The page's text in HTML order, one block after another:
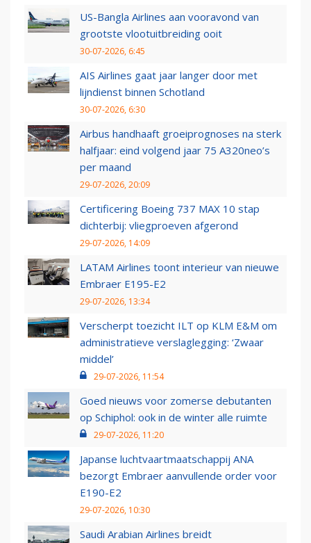
US-Bangla Airlines aan vooravond van
grootste vlootuitbreiding ooit
30-07-2026, 6:45
AIS Airlines gaat jaar langer door met
lijndienst binnen Schotland
30-07-2026, 6:30
Airbus handhaaft groeiprognoses na sterk
halfjaar: eind volgend jaar 75 A320neo’s
per maand
29-07-2026, 20:09
Certificering Boeing 737 MAX 10 stap
dichterbij: vliegproeven afgerond
29-07-2026, 14:09
LATAM Airlines toont interieur van nieuwe
Embraer E195-E2
29-07-2026, 13:34
Verscherpt toezicht ILT op KLM E&M om
administratieve verslaglegging: ‘Zwaar
middel’
29-07-2026, 11:54
Goed nieuws voor zomerse debutanten
op Schiphol: ook in de winter alle ruimte
29-07-2026, 11:20
Japanse luchtvaartmaatschappij ANA
bezorgt Embraer aanvullende order voor
E190-E2
29-07-2026, 10:30
Saudi Arabian Airlines breidt